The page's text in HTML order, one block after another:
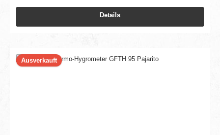
Details
Ausverkauft